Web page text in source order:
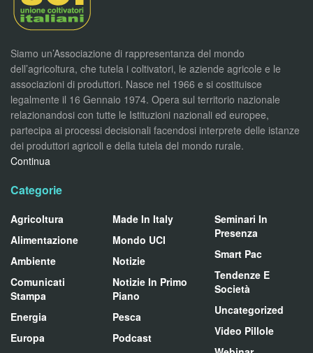
Siamo un’Associazione di rappresentanza del mondo
dell’agricoltura, che tutela i coltivatori, le aziende agricole e le
associazioni di produttori. Nasce nel 1966 e si costituisce
legalmente il 16 Gennaio 1974. Opera sul territorio nazionale
relazionandosi con tutte le Istituzioni nazionali ed europee,
partecipa ai processi decisionali facendosi interprete delle istanze
dei produttori agricoli e della tutela del mondo rurale.
Continua
Categorie
Agricoltura
Alimentazione
Ambiente
Comunicati
Stampa
Energia
Europa
Made In Italy
Mondo UCI
Notizie
Notizie In Primo
Piano
Pesca
Podcast
Seminari In
Presenza
Smart Pac
Tendenze E
Società
Uncategorized
Video Pillole